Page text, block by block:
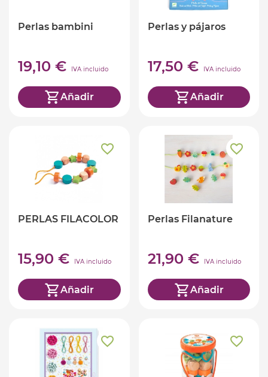
Perlas bambini
19,10 € IVA incluido
Añadir
Perlas y pájaros
17,50 € IVA incluido
Añadir
PERLAS FILACOLOR
15,90 € IVA incluido
Añadir
Perlas Filanature
21,90 € IVA incluido
Añadir